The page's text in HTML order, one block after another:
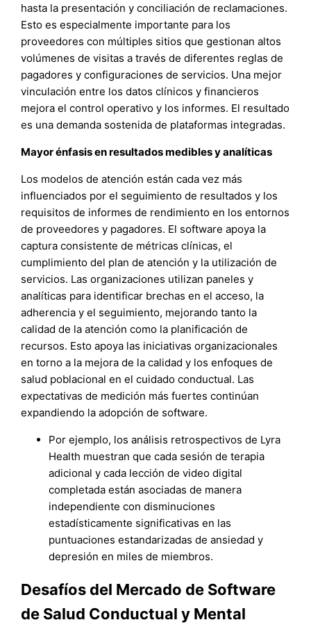
hasta la presentación y conciliación de reclamaciones.
Esto es especialmente importante para los
proveedores con múltiples sitios que gestionan altos
volúmenes de visitas a través de diferentes reglas de
pagadores y configuraciones de servicios. Una mejor
vinculación entre los datos clínicos y financieros
mejora el control operativo y los informes. El resultado
es una demanda sostenida de plataformas integradas.
Mayor énfasis en resultados medibles y analíticas
Los modelos de atención están cada vez más
influenciados por el seguimiento de resultados y los
requisitos de informes de rendimiento en los entornos
de proveedores y pagadores. El software apoya la
captura consistente de métricas clínicas, el
cumplimiento del plan de atención y la utilización de
servicios. Las organizaciones utilizan paneles y
analíticas para identificar brechas en el acceso, la
adherencia y el seguimiento, mejorando tanto la
calidad de la atención como la planificación de
recursos. Esto apoya las iniciativas organizacionales
en torno a la mejora de la calidad y los enfoques de
salud poblacional en el cuidado conductual. Las
expectativas de medición más fuertes continúan
expandiendo la adopción de software.
Por ejemplo, los análisis retrospectivos de Lyra
Health muestran que cada sesión de terapia
adicional y cada lección de video digital
completada están asociadas de manera
independiente con disminuciones
estadísticamente significativas en las
puntuaciones estandarizadas de ansiedad y
depresión en miles de miembros.
Desafíos del Mercado de Software
de Salud Conductual y Mental